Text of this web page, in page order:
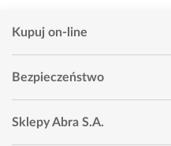
Kupuj on-line
Bezpieczeństwo
Sklepy Abra S.A.